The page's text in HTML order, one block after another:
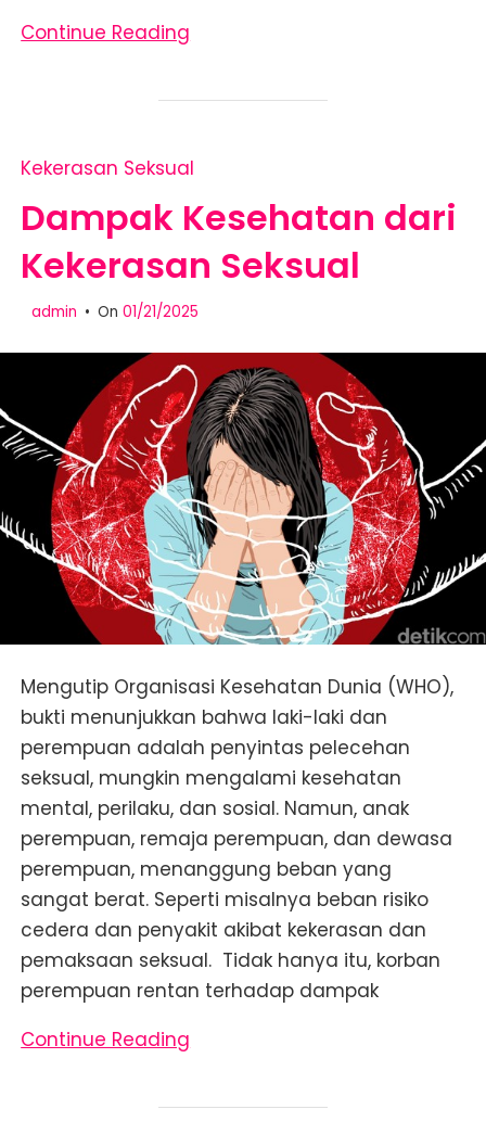
Continue Reading
Kekerasan Seksual
Dampak Kesehatan dari
Kekerasan Seksual
admin On 01/21/2025
Mengutip Organisasi Kesehatan Dunia (WHO),
bukti menunjukkan bahwa laki-laki dan
perempuan adalah penyintas pelecehan
seksual, mungkin mengalami kesehatan
mental, perilaku, dan sosial. Namun, anak
perempuan, remaja perempuan, dan dewasa
perempuan, menanggung beban yang
sangat berat. Seperti misalnya beban risiko
cedera dan penyakit akibat kekerasan dan
pemaksaan seksual. Tidak hanya itu, korban
perempuan rentan terhadap dampak
Continue Reading